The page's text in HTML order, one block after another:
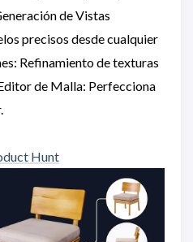
de Vistas
precisos desde cualquier
Refinamiento de texturas
de Malla: Perfecciona
Hunt